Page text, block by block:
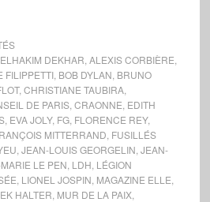
DEKHAR ALEXIS CORBIÈRE
FILIPPETTI, BOB DYLAN BRUNO
, CHRISTIANE TAUBIRA,
DE PARIS, CRAONNE EDITH
, EVA JOLY, FG, FLORENCE REY,
MITTERRAND FUSILLÉS
JEAN-LOUIS GEORGELIN JEAN-
LE PEN LDH LÉGION
LIONEL JOSPIN MAGAZINE ELLE
HALTER MUR DE LA PAIX,